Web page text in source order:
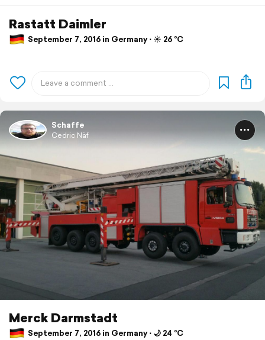
Rastatt Daimler
September 7, 2016 in Germany ⋅ ☀️ 26 °C
Schaffe
Cedric Näf
Merck Darmstadt
September 7, 2016 in Germany ⋅ 🌙 24 °C